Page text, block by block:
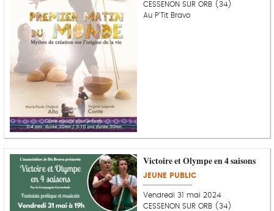
CESSENON SUR ORB (34)
Au P'Tit Bravo
Victoire et Olympe en 4 saisons
JEUNE PUBLIC
Vendredi 31 mai 2024
CESSENON SUR ORB (34)